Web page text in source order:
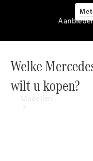
Aanbieder
Welke
wilt u kopen?